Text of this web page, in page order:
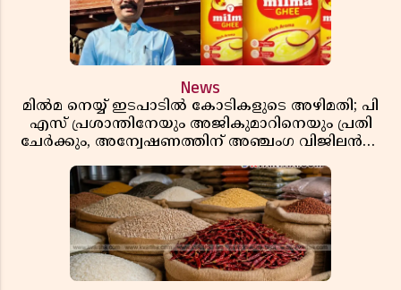
News
മിൽമ നെയ്യ് ഇടപാടിൽ കോടികളുടെ അഴിമതി; പി
എസ് പ്രശാന്തിനേയും അജികുമാറിനെയും പ്രതി
ചേർക്കും, അന്വേഷണത്തിന് അഞ്ചംഗ വിജിലൻസ്